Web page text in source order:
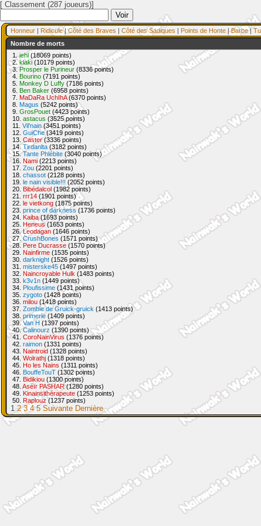
[ Classement (287 joueurs)]
Honneur | Ridicule|Côté des Braves | Côté des Sadiques | Points de Honte |Barbe|
Nombre de morts
1. iehl (18069 points)
2.klaki (10179 points)
3. Prosper le Purineur (8336 points)
4. Bourino (7191 points)
5. Monkey D Luffy (7186 points)
6. Ben Baker (6958 points)
7. MaDaRa UchIhA(6370 points)
8. Magus (5242 points)
9. GrosPouet (4423 points)
10. astacus (3525 points)
11. Vil'nain (3451 points)
12. GuiChe (3419 points)
13. Caster (3336 points)
14.Tirdanlta (3182 points)
15.Tante Phlébite (3040 points)
16. Nami (2213 points)
17. Zou (2201 points)
18. chassot (2128 points)
19. le nain visible!!! (2052 points)
20. Bibédalcol (1982 points)
21. rrr14 (1901 points)
22. le vietkong (1875 points)
23. prince of darkness (1736 points)
24. Kaiba (1693 points)
25. Heneus (1653 points)
26.Leodagan (1646 points)
27.CrushBones (1571 points)
28. Pere Ducrasse (1570 points)
29. Nainfirme (1535 points)
30. darknight (1526 points)
31. misterske45 (1497 points)
32. Naincroyable Hulk (1483 points)
33. k3v1n (1449 points)
34. Ploufissime (1431 points)
35. zygoto (1428 points)
36. milou (1418 points)
37. Zombie de Gruick-gruick (1413 points)
38. primerie (1409 points)
39.Van H (1397 points)
40.Calinourz (1390 points)
41. CoroNainVirus (1376 points)
42. raimon (1331 points)
43. Naintroid (1328 points)
44. Wolrathj (1318 points)
45. Ho les Nains (1311 points)
46. BouffeTouT (1302 points)
47. Bidikiou (1300 points)
48. Aséïr PASHAR(1280 points)
49. Kinainsithérapeute (1253 points)
50. Raplouz (1237 points)
1 2 3 4 5 Suivante Dernière